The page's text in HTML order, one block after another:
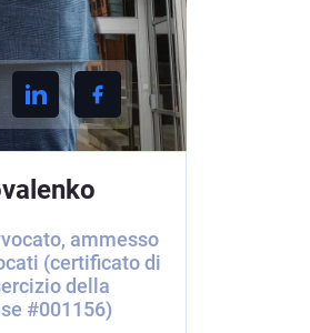
ammesso
(certificato di
della
#001156)